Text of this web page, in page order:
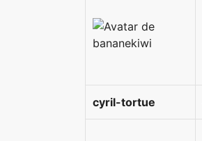
cyril-tortue